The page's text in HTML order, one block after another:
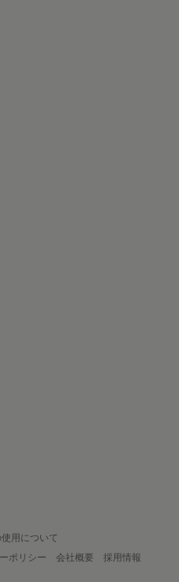
用について
ポリシー 会社概要
採用情報